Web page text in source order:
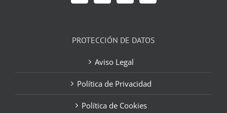
PROTECCIÓN DE DATOS
Aviso Legal
Política de Privacidad
Política de Cookies